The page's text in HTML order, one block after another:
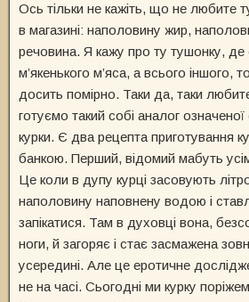
Ось тільки не кажіть, що не любите
в магазині: наполовину жир,
речовина. Я кажу про ту тушонку, де
м’якенького м’яса, а всього іншого,
досить помірно. Таки да, таки
готуємо такий собі аналог означеної
курки. Є два рецепта приготування
банкою. Перший, відомий мабуть
Це коли в дупу курці засовують
наполовину наповнену водою і
запікатися. Там в духовці вона,
ноги, й загоряє і стає засмажена
усередині. Але це еротичне
не на часі. Сьогодні ми курку